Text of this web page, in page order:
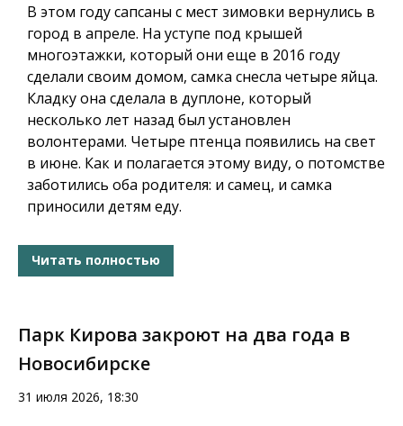
В этом году сапсаны с мест зимовки вернулись в
город в апреле. На уступе под крышей
многоэтажки, который они еще в 2016 году
сделали своим домом, самка снесла четыре яйца.
Кладку она сделала в дуплоне, который
несколько лет назад был установлен
волонтерами. Четыре птенца появились на свет
в июне. Как и полагается этому виду, о потомстве
заботились оба родителя: и самец, и самка
приносили детям еду.
Читать полностью
Парк Кирова закроют на два года в
Новосибирске
31 июля 2026, 18:30